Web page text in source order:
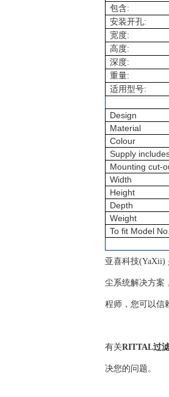
包含:
安装开孔:
宽度:
高度:
深度:
重量:
适用型号:
Design
Material
Colour
Supply
Mounting cut-
Width
Height
Depth
Weight
To fit Model No.
亚喜科技(YaXii)
尘系统解决方案
程师，您可以信
有关RITTAL过
决您的问题。